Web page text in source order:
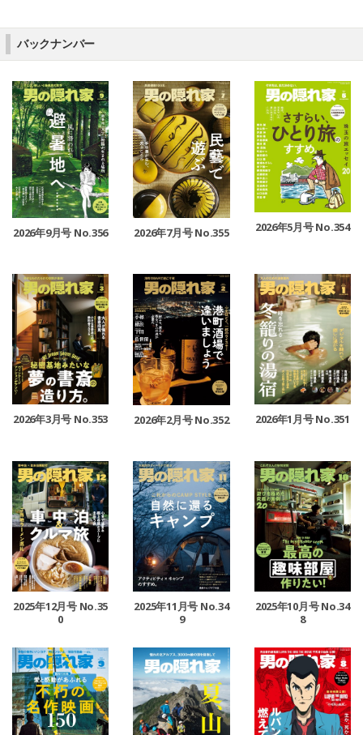
バックナンバー
2026年9月号 No.356 2026年7月号 No.355 2026年5月号 No.354
2026年3月号 No.353 2026年2月号 No.352 2026年1月号 No.351
2025年12月号 No.35
0
2025年11月号 No.34
9
2025年10月号 No.34
8